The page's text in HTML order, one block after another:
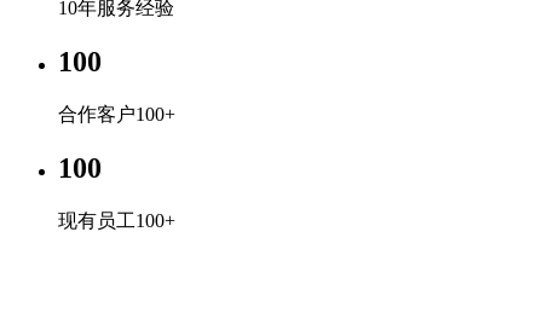
10年服务经验
100
合作客户100+
100
现有员工100+